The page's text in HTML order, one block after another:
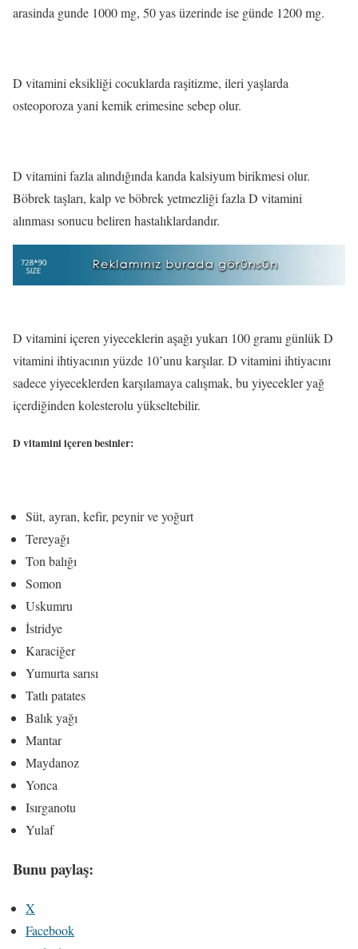
arasinda gunde 1000 mg, 50 yas üzerinde ise günde 1200 mg.
D vitamini eksikliği cocuklarda raşitizme, ileri yaşlarda
osteoporoza yani kemik erimesine sebep olur.
D vitamini fazla alındığında kanda kalsiyum birikmesi olur.
Böbrek taşları, kalp ve böbrek yetmezliği fazla D vitamini
alınması sonucu beliren hastalıklardandır.
D vitamini içeren yiyeceklerin aşağı yukarı 100 gramı günlük D
vitamini ihtiyacının yüzde 10’unu karşılar. D vitamini ihtiyacını
sadece yiyeceklerden karşılamaya calışmak, bu yiyecekler yağ
içerdiğinden kolesterolu yükseltebilir.
D vitamini içeren besinler:
Süt, ayran, kefir, peynir ve yoğurt
Tereyağı
Ton balığı
Somon
Uskumru
İstridye
Karaciğer
Yumurta sarısı
Tatlı patates
Balık yağı
Mantar
Maydanoz
Yonca
Isırganotu
Yulaf
Bunu paylaş:
X
Facebook